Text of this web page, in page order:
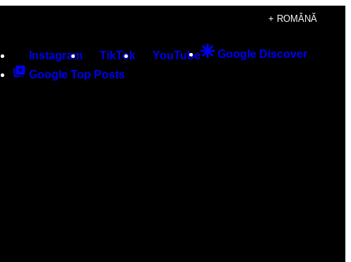
+ ROMÂNĂ
Instagram TikTok YouTube
Google Discover
Google Top Posts